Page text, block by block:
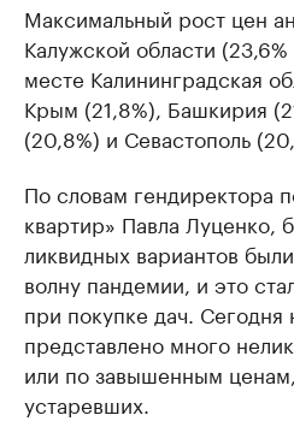
Максимальный рост цен
Калужской области
месте Калининградская
Крым (21,8%), Башкирия
(20,8%) и Севастополь
По словам гендиректора
квартир» Павла Луценко,
ликвидных вариантов
волну пандемии, и это
при покупке дач. Сегодня
представлено много
или по завышенным
устаревших.